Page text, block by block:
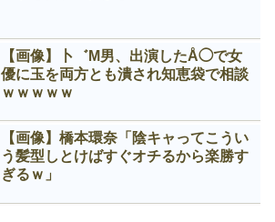
【画像】卜゛M男、出演したÅ◯で女
優に玉を両方とも潰され知恵袋で相談
ｗｗｗｗｗ
【画像】橋本環奈「陰キャってこうい
う髪型しとけばすぐオチるから楽勝す
ぎるｗ」